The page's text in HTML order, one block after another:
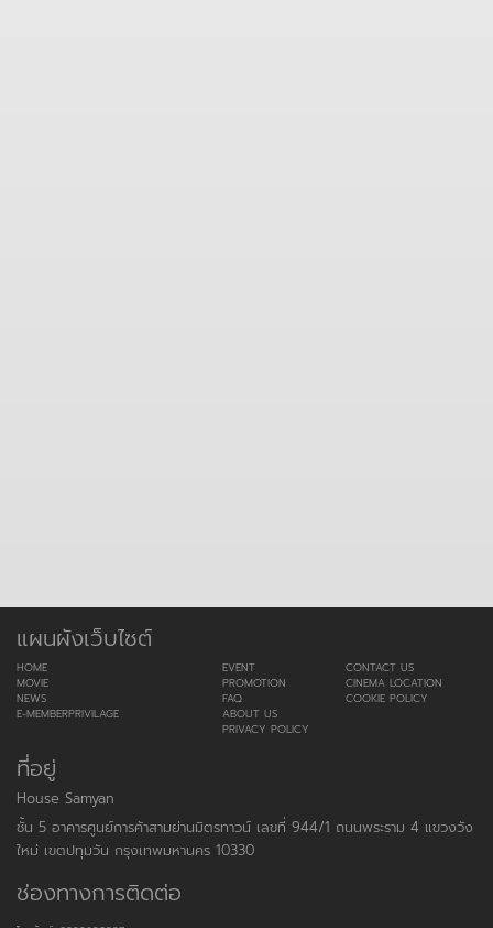
แผนผังเว็บไซต์
HOME
MOVIE
NEWS
E-MEMBERPRIVILAGE
EVENT
PROMOTION
FAQ
ABOUT US
PRIVACY POLICY
CONTACT US
CINEMA LOCATION
COOKIE POLICY
ที่อยู่
House Samyan
ชั้น 5 อาคารศูนย์การค้าสามย่านมิตรทาวน์ เลขที่ 944/1 ถนนพระราม 4 แขวงวัง
ใหม่ เขตปทุมวัน กรุงเทพมหานคร 10330
ช่องทางการติดต่อ